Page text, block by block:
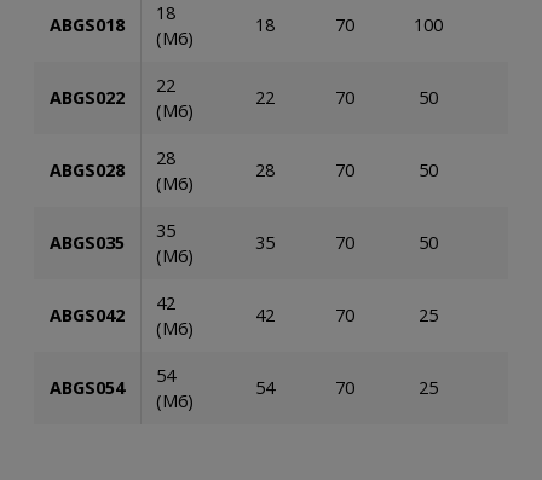
ABGS018
18
(M6)
18 70 100
ABGS022
22
(M6)
22 70 50
ABGS028
28
(M6)
28 70 50
ABGS035
35
(M6)
35 70 50
ABGS042
42
(M6)
42 70 25
ABGS054
54
(M6)
54 70 25